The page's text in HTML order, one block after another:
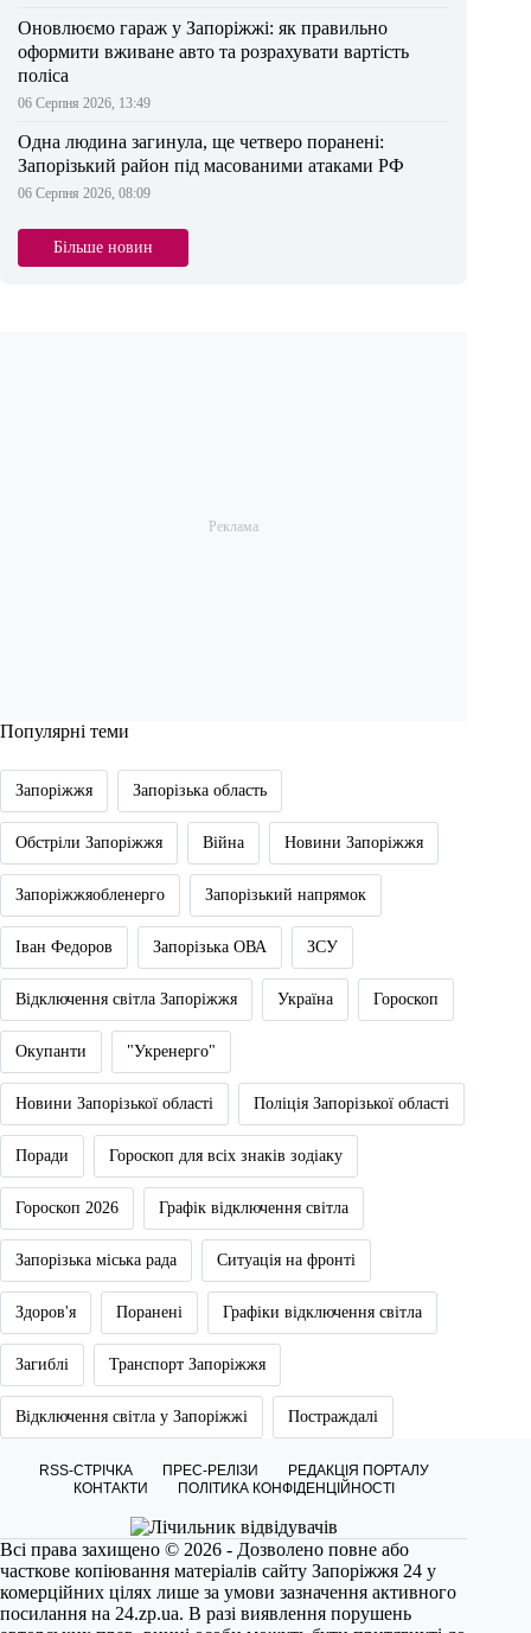
Оновлюємо гараж у Запоріжжі: як правильно
оформити вживане авто та розрахувати вартість
поліса
06 Серпня 2026, 13:49
Одна людина загинула, ще четверо поранені:
Запорізький район під масованими атаками РФ
06 Серпня 2026, 08:09
Більше новин
Популярні теми
Запоріжжя Запорізька область
Обстріли Запоріжжя Війна Новини Запоріжжя
Запоріжжяобленерго Запорізький напрямок
Іван Федоров Запорізька ОВА ЗСУ
Відключення світла Запоріжжя Україна Гороскоп
Окупанти "Укренерго"
Новини Запорізької області Поліція Запорізької області
Поради Гороскоп для всіх знаків зодіаку
Гороскоп 2026 Графік відключення світла
Запорізька міська рада Ситуація на фронті
Здоров'я Поранені Графіки відключення світла
Загиблі Транспорт Запоріжжя
Відключення світла у Запоріжжі Постраждалі
RSS-СТРІЧКА ПРЕС-РЕЛІЗИ
РЕДАКЦІЯ ПОРТАЛУ
КОНТАКТИ
ПОЛІТИКА КОНФІДЕНЦІЙНОСТІ
Всі права захищено © 2026 - Дозволено повне або
часткове копіювання матеріалів сайту Запоріжжя 24 у
комерційних цілях лише за умови зазначення активного
посилання на 24.zp.ua. В разі виявлення порушень